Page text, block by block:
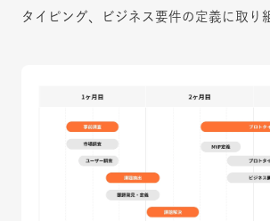
タイピング、ビジネス要件の定義に取り